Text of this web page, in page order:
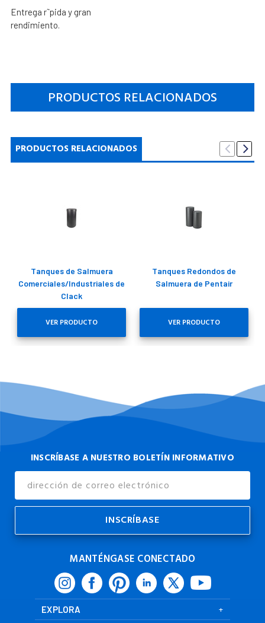
Entrega r˜pida y gran
rendimiento.
PRODUCTOS RELACIONADOS
PRODUCTOS RELACIONADOS
Tanques de Salmuera
Comerciales/Industriales de
Clack
VER PRODUCTO
Tanques Redondos de
Salmuera de Pentair
VER PRODUCTO
INSCRÍBASE A NUESTRO BOLETÍN INFORMATIVO
Correo
MANTÉNGASE CONECTADO
EXPLORA